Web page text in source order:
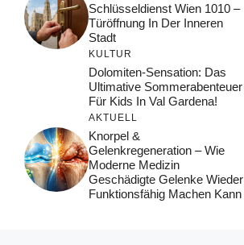
Schlüsseldienst Wien 1010 –
Türöffnung In Der Inneren
Stadt
KULTUR
Dolomiten-Sensation: Das
Ultimative Sommerabenteuer
Für Kids In Val Gardena!
AKTUELL
Knorpel &
Gelenkregeneration – Wie
Moderne Medizin
Geschädigte Gelenke Wieder
Funktionsfähig Machen Kann